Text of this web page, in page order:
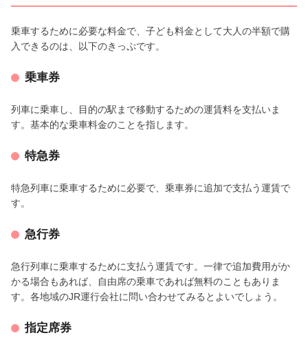
乗車するために必要な料金で、子ども料金として大人の半額で購
入できるのは、以下のきっぷです。
乗車券
列車に乗車し、目的の駅まで移動するための運賃料を支払いま
す。基本的な乗車料金のことを指します。
特急券
特急列車に乗車するために必要で、乗車券に追加で支払う運賃で
す。
急行券
急行列車に乗車するために支払う運賃です。一律で追加費用がか
かる場合もあれば、自由席の乗車であれば無料のこともありま
す。各地域のJR運行会社に問い合わせてみるとよいでしょう。
指定席券